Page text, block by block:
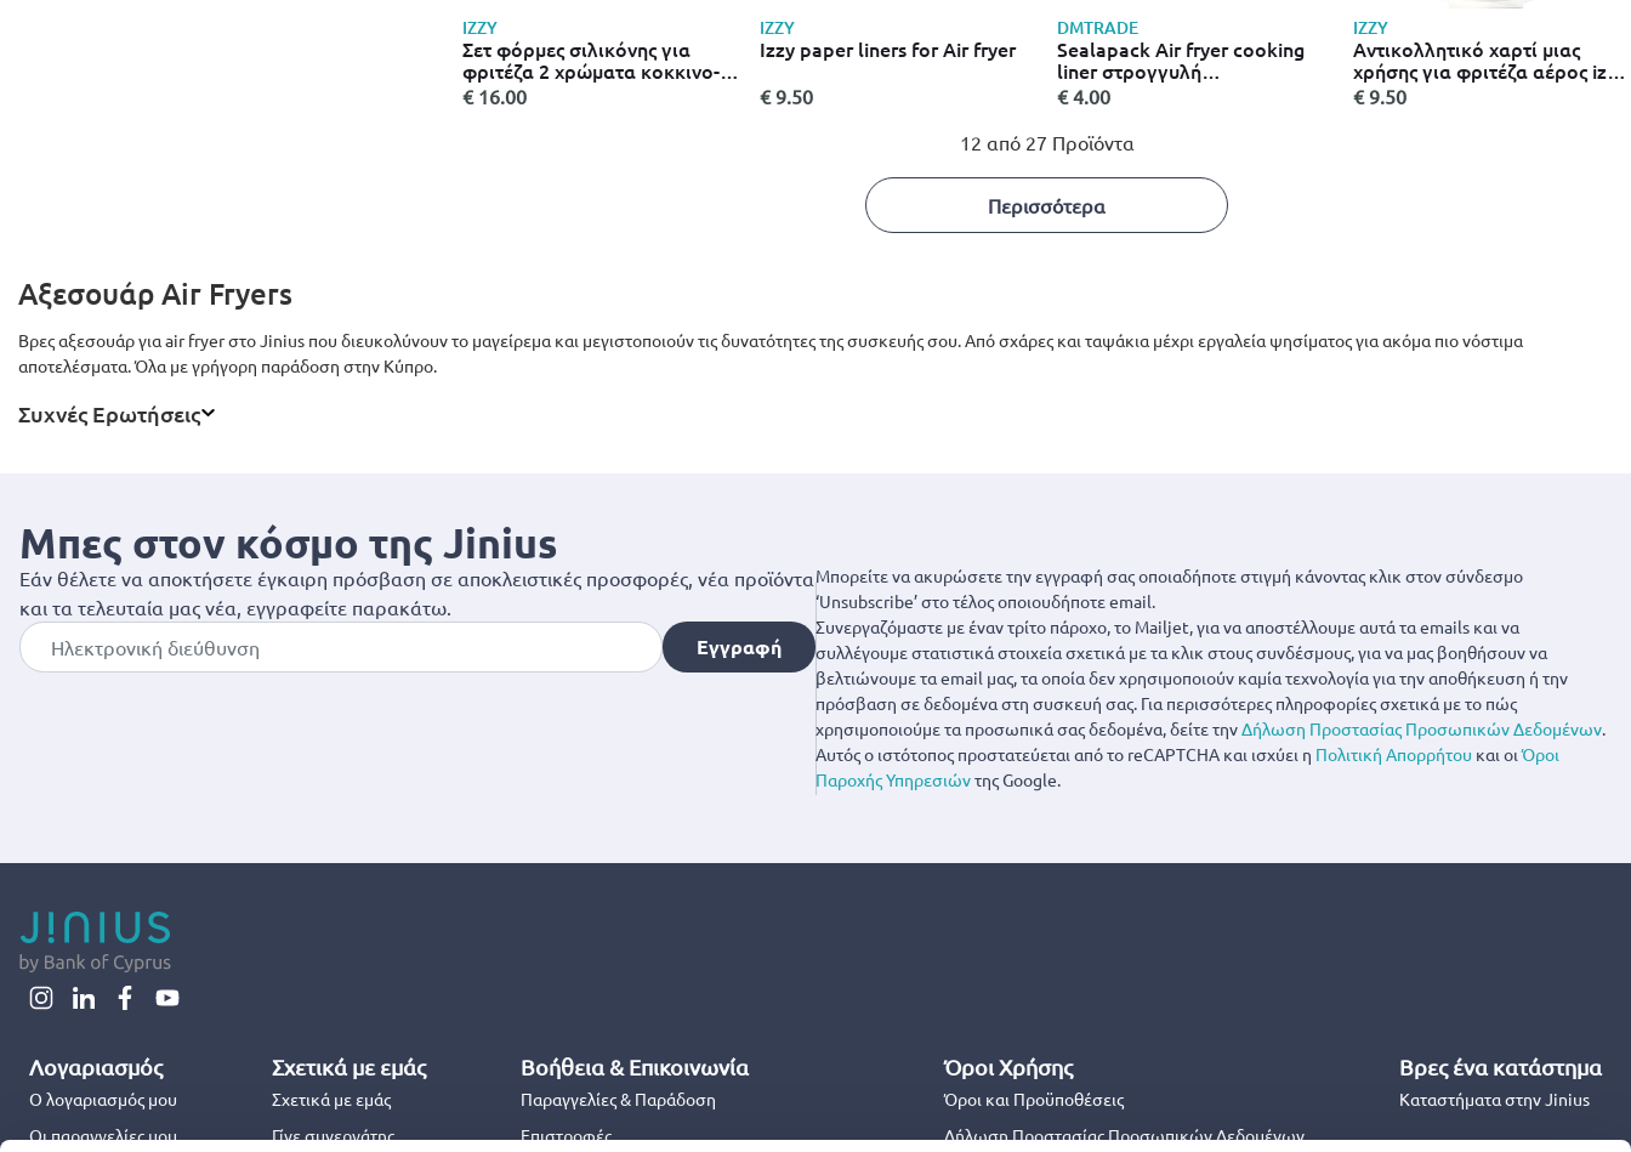
IZZY
Σετ φόρμες σιλικόνης για
φριτέζα 2 χρώματα κοκκινο-
γκρίζο izzy
€ 16.00
IZZY
Izzy paper liners for Air fryer
€ 9.50
DMTRADE
Sealapack Air fryer cooking
liner στρογγυλή
επαναχρησιμοποιούμενη
€ 4.00
IZZY
Αντικολλητικό χαρτί μιας
χρήσης για φριτέζα αέρος izzy
(50τμχ)
€ 9.50
12 από 27 Προϊόντα
Περισσότερα
Αξεσουάρ Air Fryers
Βρες αξεσουάρ για air fryer στο Jinius που διευκολύνουν το μαγείρεμα και μεγιστοποιούν τις δυνατότητες της συσκευής σου. Από σχάρες και ταψάκια μέχρι εργαλεία ψησίματος για ακόμα πιο νόστιμα
αποτελέσματα. Όλα με γρήγορη παράδοση στην Κύπρο.
Συχνές Ερωτήσεις
Μπες στον κόσμο της Jinius
Εάν θέλετε να αποκτήσετε έγκαιρη πρόσβαση σε αποκλειστικές προσφορές, νέα προϊόντα
και τα τελευταία μας νέα, εγγραφείτε παρακάτω.
Εγγραφή
Μπορείτε να ακυρώσετε την εγγραφή σας οποιαδήποτε στιγμή κάνοντας κλικ στον σύνδεσμο
‘Unsubscribe’ στο τέλος οποιουδήποτε email.
Συνεργαζόμαστε με έναν τρίτο πάροχο, το Mailjet, για να αποστέλλουμε αυτά τα emails και να
συλλέγουμε στατιστικά στοιχεία σχετικά με τα κλικ στους συνδέσμους, για να μας βοηθήσουν να
βελτιώνουμε τα email μας, τα οποία δεν χρησιμοποιούν καμία τεχνολογία για την αποθήκευση ή την
πρόσβαση σε δεδομένα στη συσκευή σας. Για περισσότερες πληροφορίες σχετικά με το πώς
χρησιμοποιούμε τα προσωπικά σας δεδομένα, δείτε τηνΔήλωση Προστασίας Προσωπικών Δεδομένων.
Αυτός ο ιστότοπος προστατεύεται από το reCAPTCHA και ισχύει η Πολιτική Απορρήτου και οιΌροι
Παροχής Υπηρεσιώντης Google.
Λογαριασμός
Ο λογαριασμός μου
Οι παραγγελίες μου
Σχετικά με εμάς
Σχετικά με εμάς
Γίνε συνεργάτης
Βοήθεια & Επικοινωνία
Παραγγελίες & Παράδοση
Επιστροφές
Όροι Χρήσης
Όροι και Προϋποθέσεις
Δήλωση Προστασίας Προσωπικών Δεδομένων
Βρες ένα κατάστημα
Καταστήματα στην Jinius